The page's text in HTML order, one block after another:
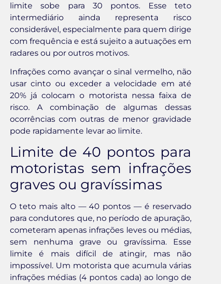
limite sobe para 30 pontos. Esse teto
intermediário ainda representa risco
considerável, especialmente para quem dirige
com frequência e está sujeito a autuações em
radares ou por outros motivos.
Infrações como avançar o sinal vermelho, não
usar cinto ou exceder a velocidade em até
20% já colocam o motorista nessa faixa de
risco. A combinação de algumas dessas
ocorrências com outras de menor gravidade
pode rapidamente levar ao limite.
Limite de 40 pontos para
motoristas sem infrações
graves ou gravíssimas
O teto mais alto — 40 pontos — é reservado
para condutores que, no período de apuração,
cometeram apenas infrações leves ou médias,
sem nenhuma grave ou gravíssima. Esse
limite é mais difícil de atingir, mas não
impossível. Um motorista que acumula várias
infrações médias (4 pontos cada) ao longo de